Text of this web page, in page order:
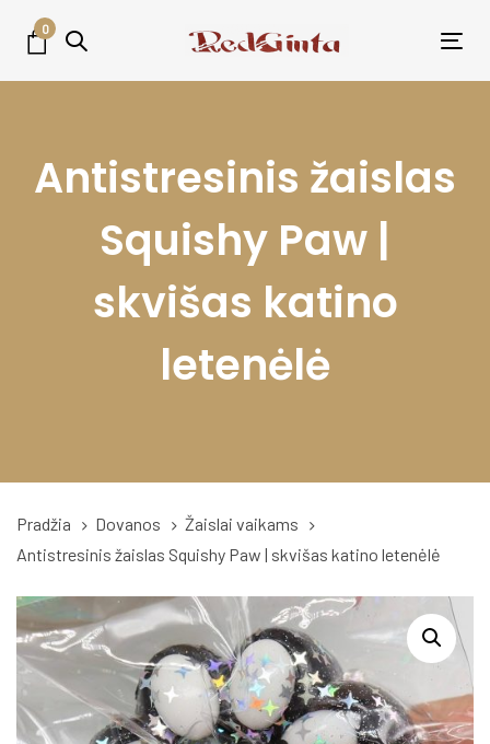
links
content
0
Antistresinis žaislas
Squishy Paw |
skvišas katino
letenėlė
Pradžia Dovanos
Žaislai vaikams
Antistresinis žaislas Squishy Paw | skvišas katino letenėlė